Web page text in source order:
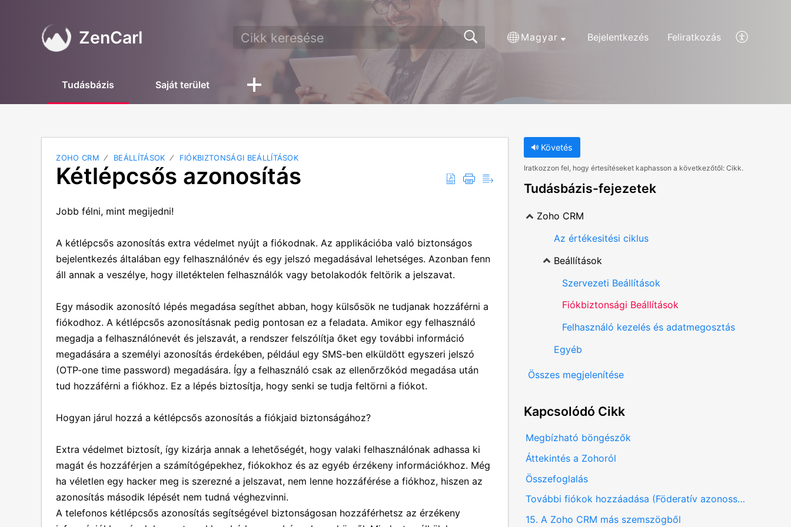
ZenCarl Magyar Bejelentkezés Feliratkozás
Tudásbázis Saját terület
ZOHO CRM BEÁLLÍTÁSOK FIÓKBIZTONSÁGI BEÁLLÍTÁSOK
Kétlépcsős azonosítás
Jobb félni, mint megijedni!
A kétlépcsős azonosítás extra védelmet nyújt a fiókodnak. Az applikációba való biztonságos
bejelentkezés általában egy felhasználónév és egy jelszó megadásával lehetséges. Azonban fenn
áll annak a veszélye, hogy illetéktelen felhasználók vagy betolakodók feltörik a jelszavat.
Egy második azonosító lépés megadása segíthet abban, hogy külsősök ne tudjanak hozzáférni a
fiókodhoz. A kétlépcsős azonosításnak pedig pontosan ez a feladata. Amikor egy felhasználó
megadja a felhasználónevét és jelszavát, a rendszer felszólítja őket egy további információ
megadására a személyi azonosítás érdekében, például egy SMS-ben elküldött egyszeri jelszó
(OTP-one time password) megadására. Így a felhasználó csak az ellenőrzőkód megadása után
tud hozzáférni a fiókhoz. Ez a lépés biztosítja, hogy senki se tudja feltörni a fiókot.
Hogyan járul hozzá a kétlépcsős azonosítás a fiókjaid biztonságához?
Extra védelmet biztosít, így kizárja annak a lehetőségét, hogy valaki felhasználónak adhassa ki
magát és hozzáférjen a számítógépekhez, fiókokhoz és az egyéb érzékeny információkhoz. Még
ha véletlen egy hacker meg is szerezné a jelszavat, nem lenne hozzáférése a fiókhoz, hiszen az
azonosítás második lépését nem tudná véghezvinni.
A telefonos kétlépcsős azonosítás segítségével biztonságosan hozzáférhetsz az érzékeny
Követés
Iratkozzon fel, hogy értesítéseket kaphasson a következőtől: Cikk.
Tudásbázis-fejezetek
Zoho CRM
Az értékesitési ciklus
Beállítások
Szervezeti Beállítások
Fiókbiztonsági Beállítások
Felhasználó kezelés és adatmegosztás
Egyéb
Összes megjelenítése
Kapcsolódó Cikk
Megbízható böngészők
Áttekintés a Zohoról
Összefoglalás
További fiókok hozzáadása (Föderatív azonosság)
15. A Zoho CRM más szemszögből